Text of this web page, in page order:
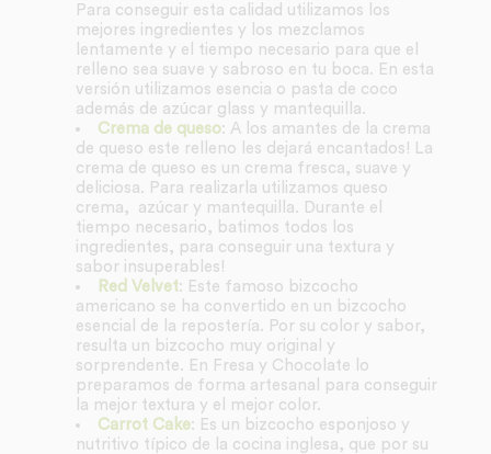
Para conseguir esta calidad utilizamos los
mejores ingredientes y los mezclamos
lentamente y el tiempo necesario para que el
relleno sea suave y sabroso en tu boca. En esta
versión utilizamos esencia o pasta de coco
además de azúcar glass y mantequilla.
Crema de queso: A los amantes de la crema
de queso este relleno les dejará encantados! La
crema de queso es un crema fresca, suave y
deliciosa. Para realizarla utilizamos queso
crema, azúcar y mantequilla. Durante el
tiempo necesario, batimos todos los
ingredientes, para conseguir una textura y
sabor insuperables!
Red Velvet: Este famoso bizcocho
americano se ha convertido en un bizcocho
esencial de la repostería. Por su color y sabor,
resulta un bizcocho muy original y
sorprendente. En Fresa y Chocolate lo
preparamos de forma artesanal para conseguir
la mejor textura y el mejor color.
Carrot Cake: Es un bizcocho esponjoso y
nutritivo típico de la cocina inglesa, que por su